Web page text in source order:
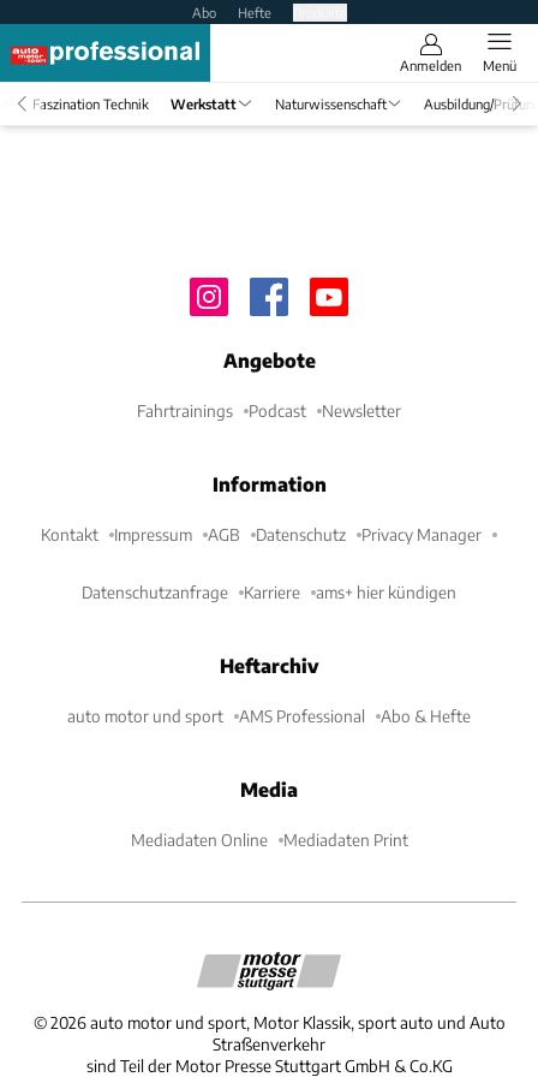
Abo Hefte
Anmelden Menü
Faszination Technik Werkstatt Naturwissenschaft Ausbildung/
Angebote
Fahrtrainings Podcast Newsletter
Information
Kontakt Impressum AGB Datenschutz Privacy Manager
Datenschutzanfrage Karriere ams+ hier kündigen
Heftarchiv
auto motor und sport AMS Professional Abo & Hefte
Media
Mediadaten Online Mediadaten Print
©2026 auto motor und sport, Motor Klassik, sport auto und Auto
Straßenverkehr
sind Teil der Motor Presse Stuttgart GmbH & Co.KG